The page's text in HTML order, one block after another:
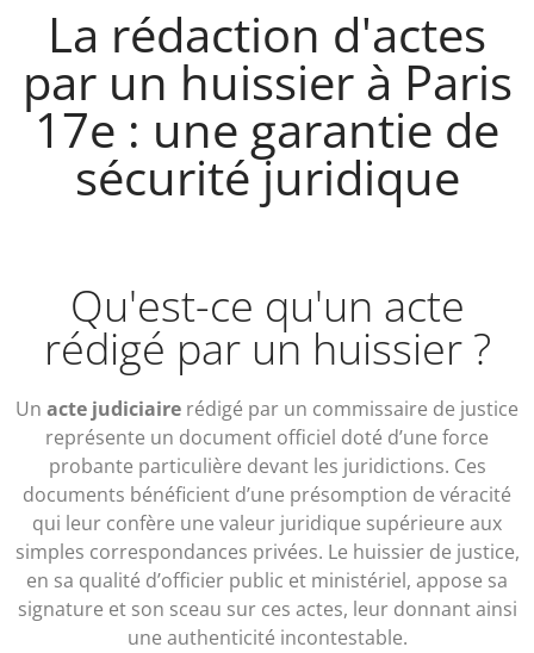
La rédaction d'actes
par un huissier à Paris
17e : une garantie de
sécurité juridique
Qu'est-ce qu'un acte
rédigé par un huissier ?
Un acte judiciaire rédigé par un commissaire de justice
représente un document officiel doté d’une force
probante particulière devant les juridictions. Ces
documents bénéficient d’une présomption de véracité
qui leur confère une valeur juridique supérieure aux
simples correspondances privées. Le huissier de justice,
en sa qualité d’officier public et ministériel, appose sa
signature et son sceau sur ces actes, leur donnant ainsi
une authenticité incontestable.